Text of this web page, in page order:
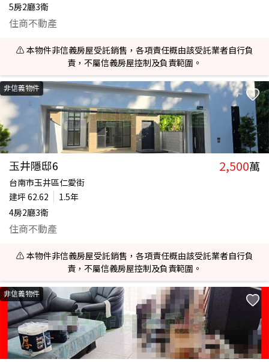
5房2廳3衛
住商不動產
⚠️ 本物件非信義房屋受託銷售，各項責任概由該受託業者自行負
責，不屬信義房屋控制及負責範圍。
非信義物件
玉井隱邸6 2,500萬
台南市玉井區仁愛街
建坪 62.62
1.5年
4房2廳3衛
住商不動產
⚠️ 本物件非信義房屋受託銷售，各項責任概由該受託業者自行負
責，不屬信義房屋控制及負責範圍。
非信義物件